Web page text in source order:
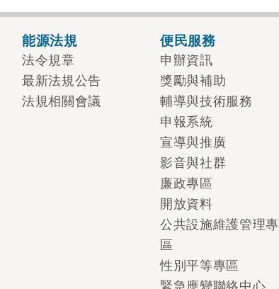
能源法規
法令規章
最新法規公告
法規相關會議
便民服務
申辦資訊
獎勵與補助
輔導與技術服務
申報系統
宣導與推廣
影音與社群
廉政專區
開放資料
公共設施維護管理專
區
性別平等專區
緊急應變聯絡中心